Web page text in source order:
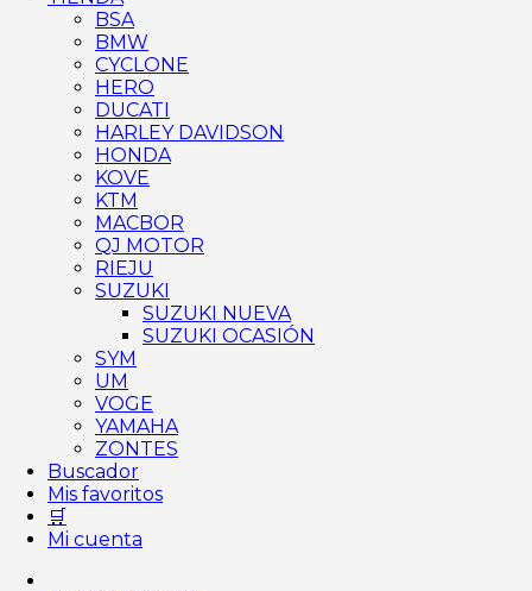
BSA
BMW
CYCLONE
HERO
DUCATI
HARLEY DAVIDSON
HONDA
KOVE
KTM
MACBOR
QJ MOTOR
RIEJU
SUZUKI
SUZUKI NUEVA
SUZUKI OCASIÓN
SYM
UM
VOGE
YAMAHA
ZONTES
Buscador
Mis favoritos
🛒
Mi cuenta